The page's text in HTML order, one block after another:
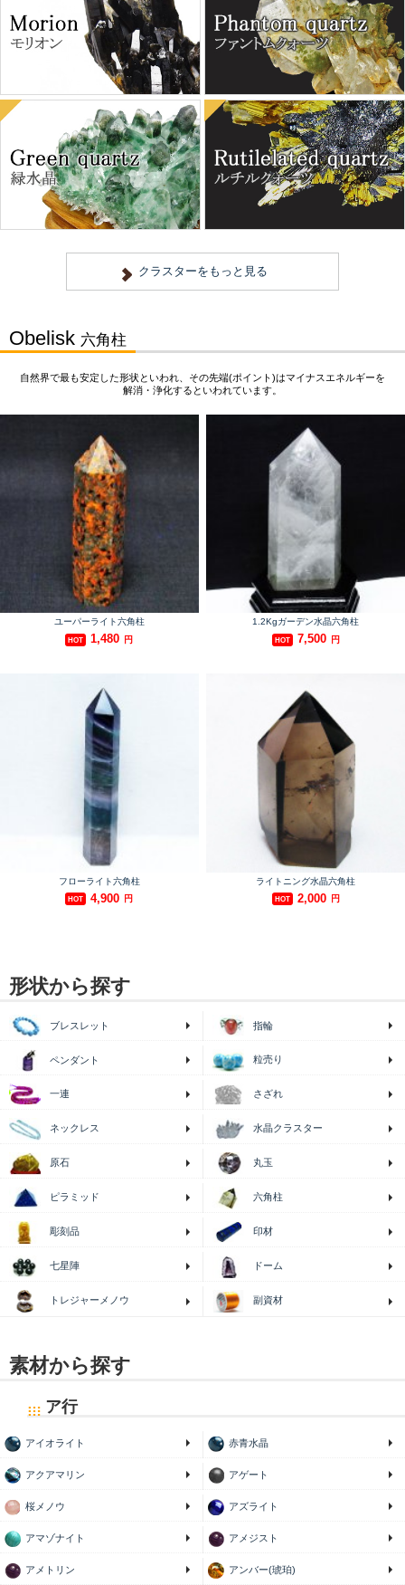
形状から探す
ブレスレット 指輪
ペンダント 粒売り
一連 さざれ
ネックレス 水晶クラスター
原石 丸玉
ピラミッド 六角柱
彫刻品 印材
七星陣 ドーム
トレジャーメノウ 副資材
素材から探す
ア行
アイオライト 赤青水晶
アクアマリン アゲート
桜メノウ アズライト
アマゾナイト アメジスト
アメトリン アンバー(琥珀)